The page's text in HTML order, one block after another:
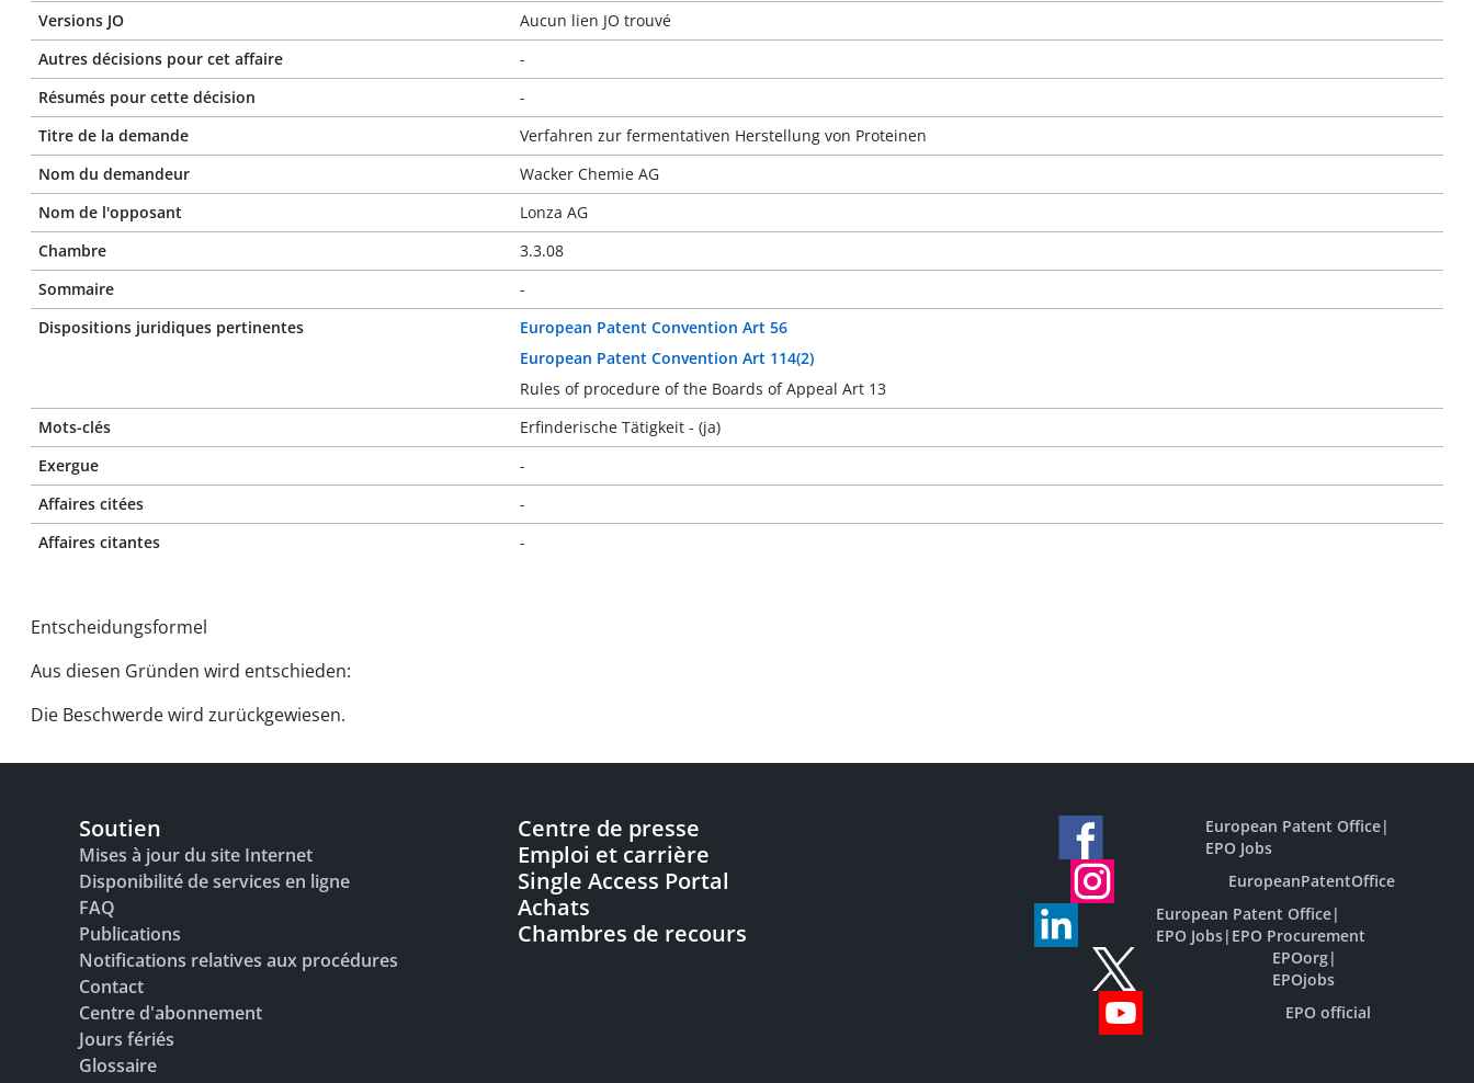
Versions JO
Aucun lien JO trouvé
Autres décisions pour cet affaire
-
Résumés pour cette décision
-
Titre de la demande
Verfahren zur fermentativen Herstellung von Proteinen
Nom du demandeur
Wacker Chemie AG
Nom de l'opposant
Lonza AG
Chambre
3.3.08
Sommaire
-
Dispositions juridiques pertinentes
European Patent Convention Art 56
European Patent Convention Art 114(2)
Rules of procedure of the Boards of Appeal Art 13
Mots-clés
Erfinderische Tätigkeit - (ja)
Exergue
-
Affaires citées
-
Affaires citantes
-
Entscheidungsformel
Aus diesen Gründen wird entschieden:
Die Beschwerde wird zurückgewiesen.
Soutien
Mises à jour du site Internet
Disponibilité de services en ligne
FAQ
Publications
Notifications relatives aux procédures
Contact
Centre d'abonnement
Jours fériés
Glossaire
Centre de presse
Emploi et carrière
Single Access Portal
Achats
Chambres de recours
European Patent Office|
EPO Jobs
EuropeanPatentOffice
European Patent Office|
EPO Jobs| EPO Procurement
EPOorg|
EPOjobs
EPO official